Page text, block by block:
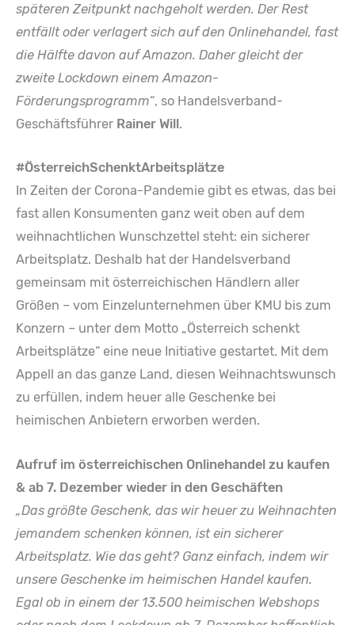
späteren Zeitpunkt nachgeholt werden. Der Rest
entfällt oder verlagert sich auf den Onlinehandel, fast
die Hälfte davon auf Amazon. Daher gleicht der
zweite Lockdown einem Amazon-
Förderungsprogramm“, so Handelsverband-
Geschäftsführer Rainer Will.
#ÖsterreichSchenktArbeitsplätze
In Zeiten der Corona-Pandemie gibt es etwas, das bei
fast allen Konsumenten ganz weit oben auf dem
weihnachtlichen Wunschzettel steht: ein sicherer
Arbeitsplatz. Deshalb hat der Handelsverband
gemeinsam mit österreichischen Händlern aller
Größen – vom Einzelunternehmen über KMU bis zum
Konzern – unter dem Motto „Österreich schenkt
Arbeitsplätze“ eine neue Initiative gestartet. Mit dem
Appell an das ganze Land, diesen Weihnachtswunsch
zu erfüllen, indem heuer alle Geschenke bei
heimischen Anbietern erworben werden.
Aufruf im österreichischen Onlinehandel zu kaufen
& ab 7. Dezember wieder in den Geschäften
„Das größte Geschenk, das wir heuer zu Weihnachten
jemandem schenken können, ist ein sicherer
Arbeitsplatz. Wie das geht? Ganz einfach, indem wir
unsere Geschenke im heimischen Handel kaufen.
Egal ob in einem der 13.500 heimischen Webshops